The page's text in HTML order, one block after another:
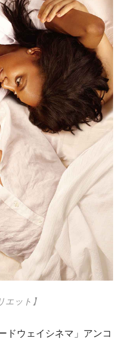
エット】
ドウェイシネマ」アンコ